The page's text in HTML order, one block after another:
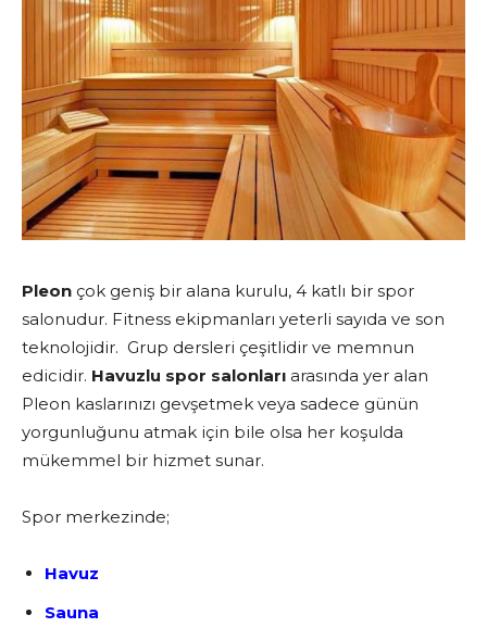
Pleon çok geniş bir alana kurulu, 4 katlı bir spor
salonudur. Fitness ekipmanları yeterli sayıda ve son
teknolojidir. Grup dersleri çeşitlidir ve memnun
edicidir. Havuzlu spor salonları arasında yer alan
Pleon kaslarınızı gevşetmek veya sadece günün
yorgunluğunu atmak için bile olsa her koşulda
mükemmel bir hizmet sunar.
Spor merkezinde;
Havuz
Sauna